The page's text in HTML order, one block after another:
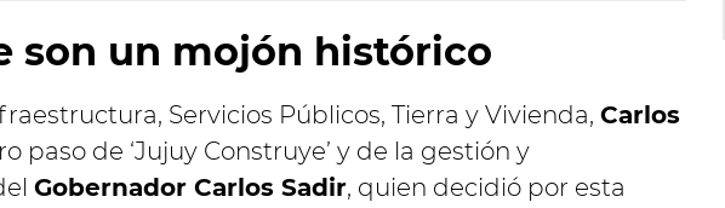
son un mojón histórico
Servicios Públicos, Tierra y Vivienda, Carlos
paso de ‘Jujuy Construye’ y de la gestión y
Gobernador Carlos Sadir, quien decidió por esta